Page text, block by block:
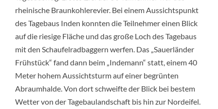
NACH
AACHEN
rheinische Braunkohlerevier. Bei einem Aussichtspunkt
des Tagebaus Inden konnten die Teilnehmer einen Blick
auf die riesige Fläche und das große Loch des Tagebaus
mit den Schaufelradbaggern werfen. Das „Sauerländer
Frühstück“ fand dann beim „Indemann“ statt, einem 40
Meter hohem Aussichtsturm auf einer begrünten
Abraumhalde. Von dort schweifte der Blick bei bestem
Wetter von der Tagebaulandschaft bis hin zur Nordeifel.